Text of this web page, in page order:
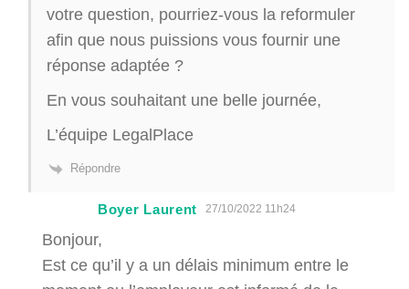
votre question, pourriez-vous la reformuler
afin que nous puissions vous fournir une
réponse adaptée ?
En vous souhaitant une belle journée,
L’équipe LegalPlace
Répondre
Boyer Laurent 27/10/2022 11h24
Bonjour,
Est ce qu’il y a un délais minimum entre le